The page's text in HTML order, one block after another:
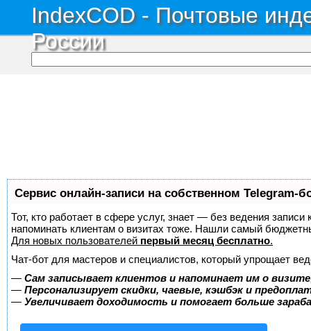
IndexCOD - Почтовые
России
Сервис онлайн-записи на собственном Telegram-
Тот, кто работает в сфере услуг, знает — без ведения
напоминать клиентам о визитах тоже. Нашли самый
Для новых пользователей первый месяц бесплатно.
Чат-бот для мастеров и специалистов, который упрощает
— Сам записывает клиентов и напоминает им о
— Персонализирует скидки, чаевые, кэшбэк и
— Увеличивает доходимость и помогает больше